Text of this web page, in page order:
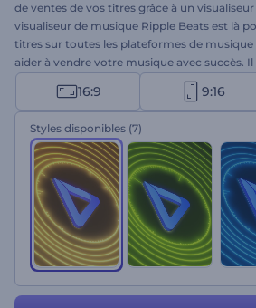
de ventes de vos titres grâce à un
visualiseur de musique Ripple Beats est là
titres sur toutes les plateformes de
aider à vendre votre musique avec succès.
minutes pour télécharger votre titre, taper
le nom de l'artiste et obtenir un visualiseur
Parfaitement adapté à la diffusion de
d'albums, à la promotion de singles sur
projets. Essayez-le maintenant !
16:9 9:16
Styles disponibles (7)